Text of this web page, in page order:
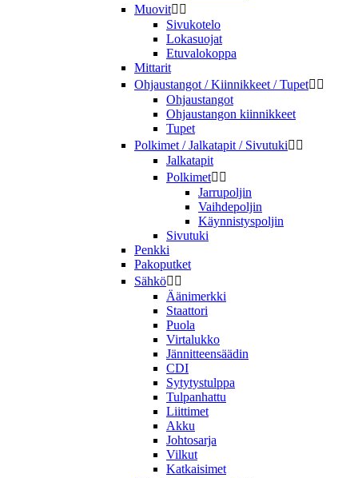
Muovit 
Sivukotelo
Lokasuojat
Etuvalokoppa
Mittarit
Ohjaustangot / Kiinnikkeet / Tupet 
Ohjaustangot
Ohjaustangon kiinnikkeet
Tupet
Polkimet / Jalkatapit / Sivutuki 
Jalkatapit
Polkimet 
Jarrupoljin
Vaihdepoljin
Käynnistyspoljin
Sivutuki
Penkki
Pakoputket
Sähkö 
Äänimerkki
Staattori
Puola
Virtalukko
Jännitteensäädin
CDI
Sytytystulppa
Tulpanhattu
Liittimet
Akku
Johtosarja
Vilkut
Katkaisimet